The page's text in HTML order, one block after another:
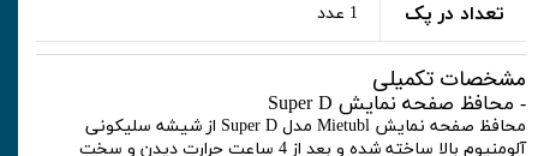
تعداد در پک 1 عدد
مشخصات تکمیلی
- محافظ صفحه نمایش Super D
محافظ صفحه نمایش Mietubl مدل Super D از شیشه سلیکونی
آلومنیوم بالا ساخته شده و بعد از 4 ساعت حرارت دیدن و سخت